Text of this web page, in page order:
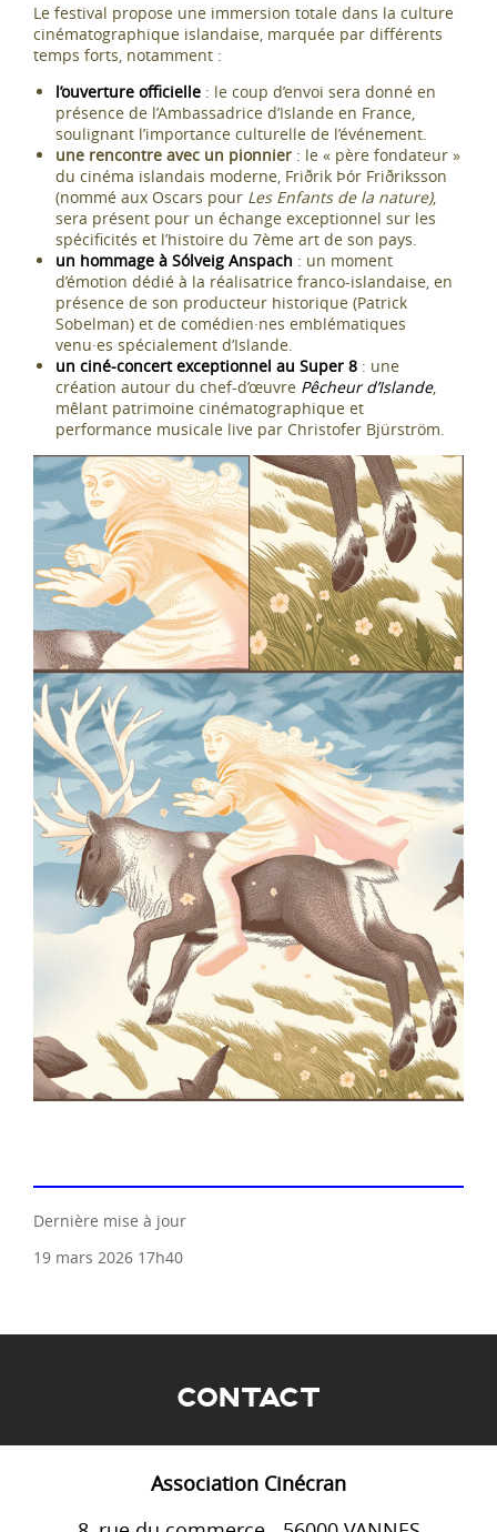
Le festival propose une immersion totale dans la culture
cinématographique islandaise, marquée par différents
temps forts, notamment :
l’ouverture officielle : le coup d’envoi sera donné en
présence de l’Ambassadrice d’Islande en France,
soulignant l’importance culturelle de l’événement.
une rencontre avec un pionnier : le « père fondateur »
du cinéma islandais moderne, Friðrik Þór Friðriksson
(nommé aux Oscars pour Les Enfants de la nature),
sera présent pour un échange exceptionnel sur les
spécificités et l’histoire du 7ème art de son pays.
un hommage à Sólveig Anspach : un moment
d’émotion dédié à la réalisatrice franco-islandaise, en
présence de son producteur historique (Patrick
Sobelman) et de comédien·nes emblématiques
venu·es spécialement d’Islande.
un ciné-concert exceptionnel au Super 8 : une
création autour du chef-d’œuvre Pêcheur d’Islande,
mêlant patrimoine cinématographique et
performance musicale live par Christofer Bjürström.
Dernière mise à jour
19 mars 2026 17h40
CONTACT
Association Cinécran